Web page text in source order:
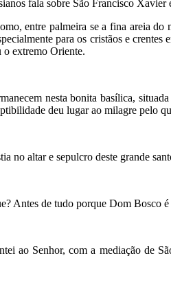
fala sobre São Francisco
entre palmeira se a fina areia
para os cristãos e
o extremo Oriente.
nesta bonita basílica,
deu lugar ao milagre pelo
no altar e sepulcro deste grande
Antes de tudo porque Dom Bosco
ao Senhor, com a mediação de